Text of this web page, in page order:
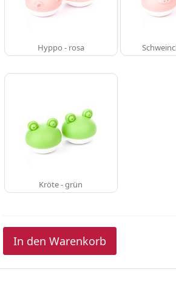
Hyppo - rosa
Kröte - grün
In den Warenkorb